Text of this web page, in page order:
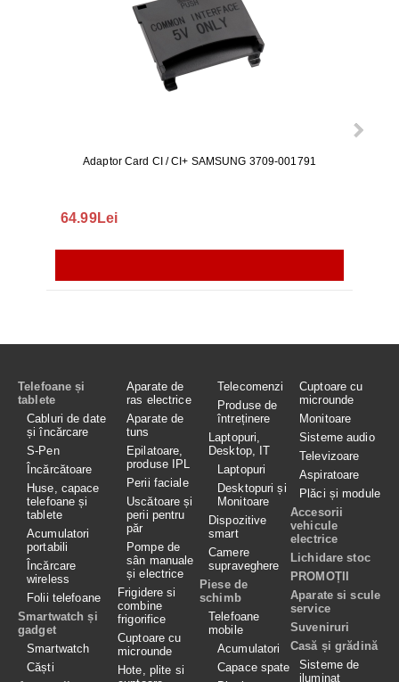
Adaptor Card CI / CI+ SAMSUNG 3709-001791
64.99Lei
Telefoane și
tablete
Cabluri de date
și încărcare
S-Pen
Încărcătoare
Huse, capace
telefoane și
tablete
Acumulatori
portabili
Încărcare
wireless
Folii telefoane
Smartwatch și
gadget
Smartwatch
Căști
Aparate de
ras electrice
Aparate de
tuns
Epilatoare,
produse IPL
Perii faciale
Uscătoare și
perii pentru
păr
Pompe de
sân manuale
și electrice
Frigidere si
combine
frigorifice
Cuptoare cu
microunde
Hote, plite si
Telecomenzi
Produse de
întreținere
Laptopuri,
Desktop, IT
Laptopuri
Desktopuri și
Monitoare
Dispozitive
smart
Camere
supraveghere
Piese de
schimb
Telefoane
mobile
Acumulatori
Capace spate
Cuptoare cu
microunde
Monitoare
Sisteme audio
Televizoare
Aspiratoare
Plăci și module
Accesorii
vehicule
electrice
Lichidare stoc
PROMOȚII
Aparate si scule
service
Suveniruri
Casă și grădină
Sisteme de
iluminat